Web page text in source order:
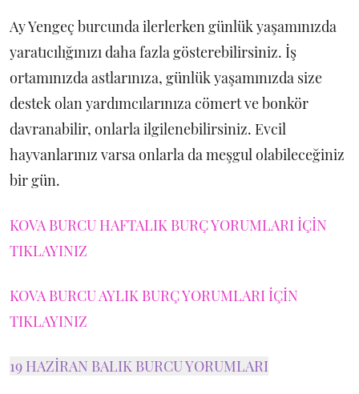
Ay Yengeç burcunda ilerlerken günlük yaşamınızda
yaratıcılığınızı daha fazla gösterebilirsiniz. İş
ortamınızda astlarınıza, günlük yaşamınızda size
destek olan yardımcılarınıza cömert ve bonkör
davranabilir, onlarla ilgilenebilirsiniz. Evcil
hayvanlarınız varsa onlarla da meşgul olabileceğiniz
bir gün.
KOVA BURCU HAFTALIK BURÇ YORUMLARI İÇİN
TIKLAYINIZ
KOVA BURCU AYLIK BURÇ YORUMLARI İÇİN
TIKLAYINIZ
19 HAZİRAN BALIK BURCU YORUMLARI